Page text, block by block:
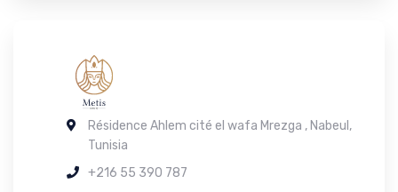
Résidence Ahlem cité el wafa Mrezga , Nabeul,
Tunisia
+216 55 390 787